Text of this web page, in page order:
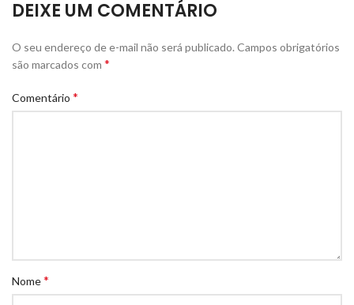
DEIXE UM COMENTÁRIO
O seu endereço de e-mail não será publicado. Campos obrigatórios
são marcados com *
Comentário *
Nome*